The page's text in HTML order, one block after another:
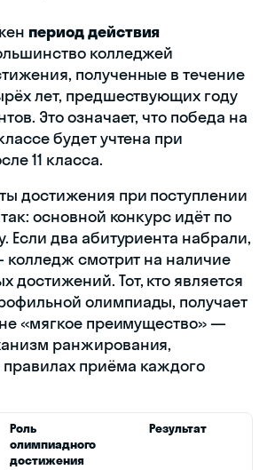
период действия
колледжей
полученные в течение
лет, предшествующих году
Это означает, что победа на
будет учтена при
11 класса.
достижения при поступлении
основной конкурс идёт по
Если два абитуриента набрали,
колледж смотрит на наличие
достижений. Тот, кто является
олимпиады, получает
«мягкое преимущество» —
ранжирования,
приёма каждого
Роль
олимпиадного
достижения
Результат